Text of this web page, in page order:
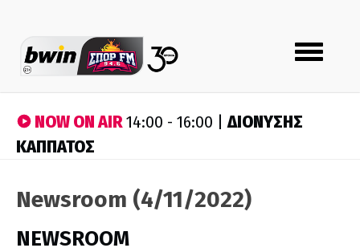
Toggle
navigation
NOW ON AIR14:00 - 16:00 |ΔΙΟΝΥΣΗΣ
ΚΑΠΠΑΤΟΣ
Newsroom (4/11/2022)
NEWSROOM